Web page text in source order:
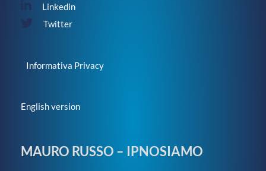
Linkedin
Twitter
Informativa Privacy
English version
MAURO RUSSO – IPNOSIAMO